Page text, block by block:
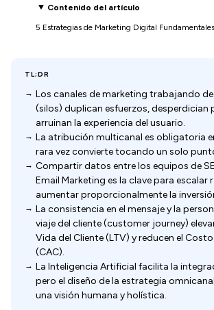
Contenido del artículo
5 Estrategias de Marketing Digital Fundamentales
TL;DR
Los canales de marketing trabajando
(silos) duplican esfuerzos, desperdician
arruinan la experiencia del usuario.
La atribución multicanal es obligatoria
rara vez convierte tocando un solo
Compartir datos entre los equipos de
Email Marketing es la clave para escalar
aumentar proporcionalmente la
La consistencia en el mensaje y la
viaje del cliente (customer journey)
Vida del Cliente (LTV) y reducen el
(CAC).
La Inteligencia Artificial facilita la
pero el diseño de la estrategia
una visión humana y holística.